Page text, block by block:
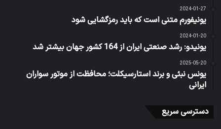
2024-01-27
یونیفورم متنی است که باید رمزگشایی شود
2024-01-20
یونیدو: رشد صنعتی ایران از 164 کشور جهان بیشتر شد
2025-05-20
یونس نبئی و برند استارسیکلت؛ محافظت از موتور سواران
ایرانی
دسترسی سریع